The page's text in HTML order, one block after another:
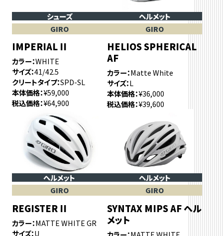
シューズ
GIRO
IMPERIAL II
カラー WHITE
サイズ 41/42.5
クリートタイプ SPD-SL
本体価格 ¥59,000
税込価格 ¥64,900
ヘルメット
GIRO
HELIOS SPHERICAL
AF
カラー Matte White
サイズ L
本体価格 ¥36,000
税込価格 ¥39,600
ヘルメット
GIRO
REGISTER II
カラー MATTE WHITE GR
サイズ U
ヘルメット
GIRO
SYNTAX MIPS AF ヘル
メット